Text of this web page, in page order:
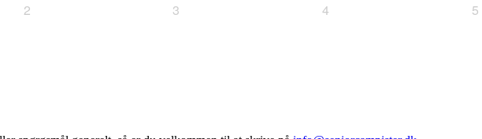
2 3 4 5